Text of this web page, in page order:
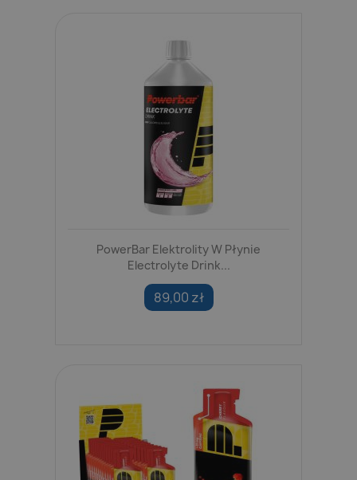
PowerBar Elektrolity W Płynie
Electrolyte Drink...
89,00 zł